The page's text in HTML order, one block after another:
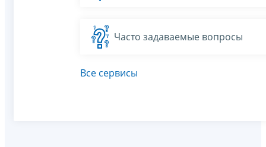
Часто задаваемые вопросы
Все сервисы